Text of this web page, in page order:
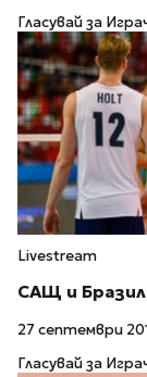
Гласувай за
Livestream
САЩ и
27 септември
Гласувай за